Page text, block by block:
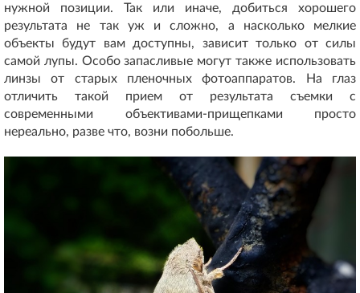
нужной позиции. Так или иначе, добиться хорошего
результата не так уж и сложно, а насколько мелкие
объекты будут вам доступны, зависит только от силы
самой лупы. Особо запасливые могут также использовать
линзы от старых пленочных фотоаппаратов. На глаз
отличить такой прием от результата съемки с
современными объективами-прищепками просто
нереально, разве что, возни побольше.